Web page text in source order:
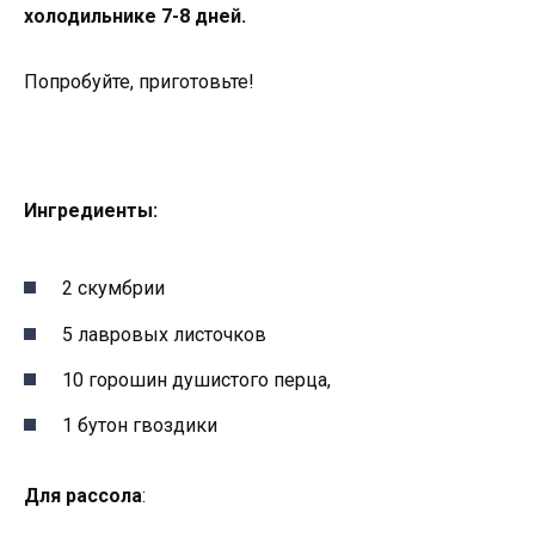
холодильнике 7-8 дней.
Попробуйте, приготовьте!
Ингредиенты:
2 скумбрии
5 лавровых листочков
10 горошин душистого перца,
1 бутон гвоздики
Для рассола: